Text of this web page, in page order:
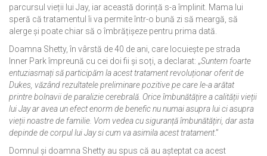
parcursul vieții lui Jay, iar această dorință s-a împlinit. Mama lui
speră că tratamentul îi va permite într-o bună zi să meargă, să
alerge și poate chiar să o îmbrățișeze pentru prima dată.
Doamna Shetty, în vârstă de 40 de ani, care locuiește pe strada
Inner Park împreună cu cei doi fii și soți, a declarat: „Suntem foarte
entuziasmați să participăm la acest tratament revoluționar oferit de
Dukes, văzând rezultatele preliminare pozitive pe care le-a arătat
printre bolnavii de paralizie cerebrală. Orice îmbunătățire a calității vieții
lui Jay ar avea un efect enorm de benefic nu numai asupra lui ci asupra
vieții noastre de familie. Vom vedea cu siguranță îmbunătățiri, dar asta
depinde de corpul lui Jay si cum va asimila acest tratament.”
Domnul și doamna Shetty au spus că au așteptat ca acest